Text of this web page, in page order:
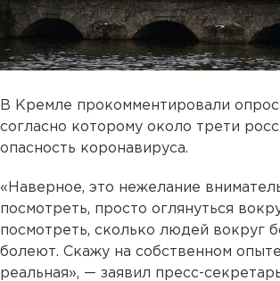
В Кремле прокомментировали
согласно которому около трети
опасность коронавируса.
«Наверное, это нежелание
посмотреть, просто оглянуться
посмотреть, сколько людей вокруг
болеют. Скажу на собственном
реальная», — заявил пресс-